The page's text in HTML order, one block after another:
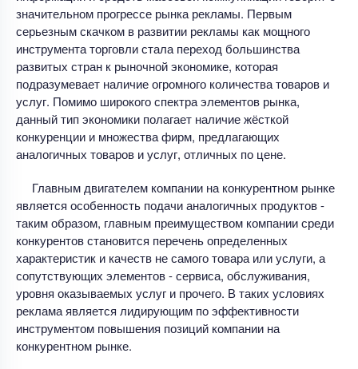
значительном прогрессе рынка рекламы. Первым
серьезным скачком в развитии рекламы как мощного
инструмента торговли стала переход большинства
развитых стран к рыночной экономике, которая
подразумевает наличие огромного количества товаров и
услуг. Помимо широкого спектра элементов рынка,
данный тип экономики полагает наличие жёсткой
конкуренции и множества фирм, предлагающих
аналогичных товаров и услуг, отличных по цене.
Главным двигателем компании на конкурентном рынке
является особенность подачи аналогичных продуктов -
таким образом, главным преимуществом компании среди
конкурентов становится перечень определенных
характеристик и качеств не самого товара или услуги, а
сопутствующих элементов - сервиса, обслуживания,
уровня оказываемых услуг и прочего. В таких условиях
реклама является лидирующим по эффективности
инструментом повышения позиций компании на
конкурентном рынке.